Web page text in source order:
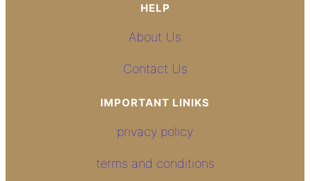
HELP
About Us
Contact Us
IMPORTANT LINIKS
privacy policy
terms and conditions